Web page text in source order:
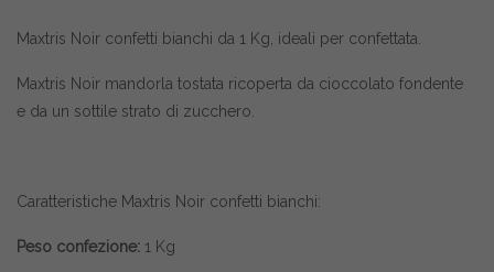
Maxtris Noir confetti bianchi da 1 Kg, ideali per confettata.
Maxtris Noir mandorla tostata ricoperta da cioccolato fondente
e da un sottile strato di zucchero.
Caratteristiche Maxtris Noir confetti bianchi:
Peso confezione: 1 Kg